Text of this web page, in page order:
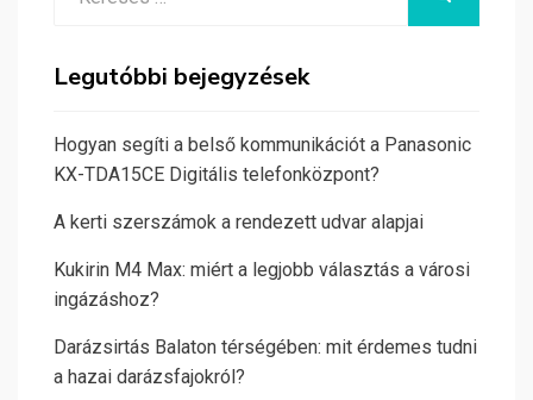
Legutóbbi bejegyzések
Hogyan segíti a belső kommunikációt a Panasonic
KX-TDA15CE Digitális telefonközpont?
A kerti szerszámok a rendezett udvar alapjai
Kukirin M4 Max: miért a legjobb választás a városi
ingázáshoz?
Darázsirtás Balaton térségében: mit érdemes tudni
a hazai darázsfajokról?